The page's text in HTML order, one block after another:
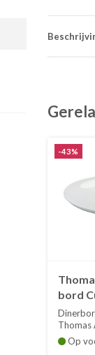
-43%
bord
Thomas
Op